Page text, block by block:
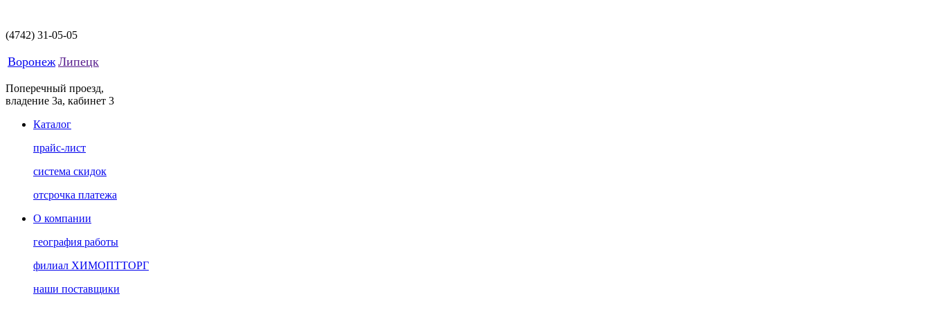
(4742) 31-05-05
Воронеж Липецк
Поперечный проезд,
владение 3а, кабинет 3
Каталог
прайс-лист
система скидок
отсрочка платежа
О компании
география работы
филиал ХИМОПТТОРГ
наши поставщики